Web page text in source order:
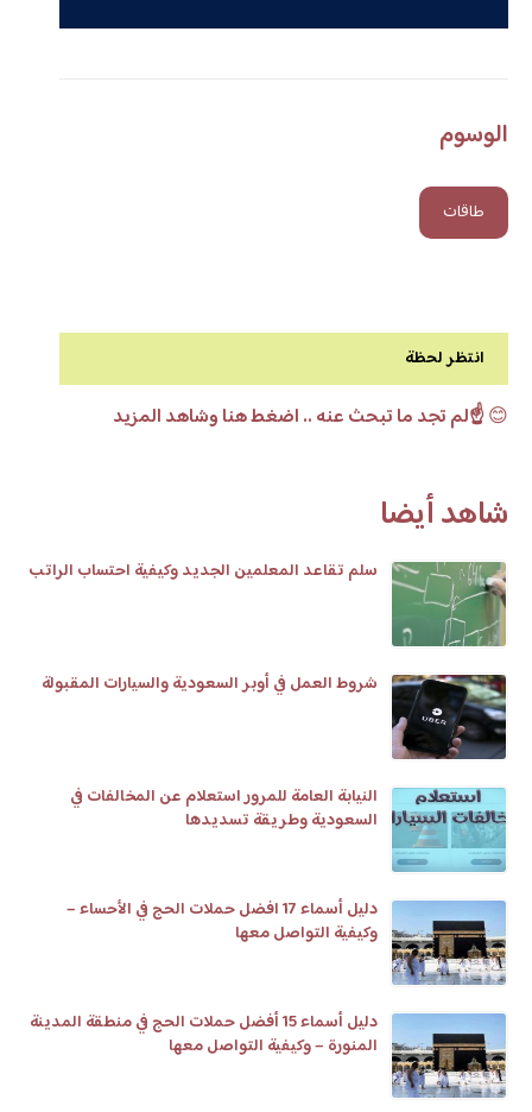
الوسوم
طاقات
انتظر لحظة
😊☝️لم تجد ما تبحث عنه .. اضغط هنا وشاهد المزيد
شاهد أيضا
سلم تقاعد المعلمين الجديد وكيفية احتساب الراتب
شروط العمل في أوبر السعودية والسيارات المقبولة
النيابة العامة للمرور استعلام عن المخالفات في
السعودية وطريقة تسديدها
دليل أسماء 17 افضل حملات الحج في الأحساء –
وكيفية التواصل معها
دليل أسماء 15 أفضل حملات الحج في منطقة المدينة
المنورة – وكيفية التواصل معها